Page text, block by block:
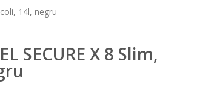
14l, negru
SECURE X 8 Slim,